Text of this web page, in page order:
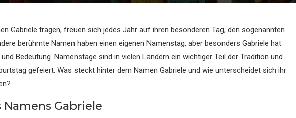
Gabriele tragen, freuen sich jedes Jahr auf ihren besonderen Tag, den sogenannten
berühmte Namen haben einen eigenen Namenstag, aber besonders Gabriele hat
Bedeutung. Namenstage sind in vielen Ländern ein wichtiger Teil der Tradition und
gefeiert. Was steckt hinter dem Namen Gabriele und wie unterscheidet sich ihr
Gabriele